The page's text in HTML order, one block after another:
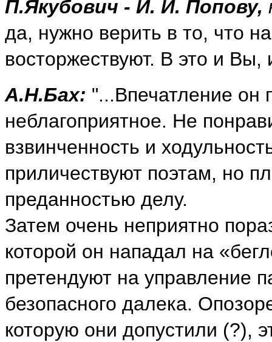
П.Якубович - И. И. Попову,
да, нужно верить в то, что
восторжествуют. В это и
А.Н.Бах: "...Впечатление он
неблагоприятное. Не
взвинченность и
приличествуют поэтам, но
преданностью делу.
Затем очень неприятно
которой он нападал на
претендуют на управление
безопасного далека.
которую они допустили (?),